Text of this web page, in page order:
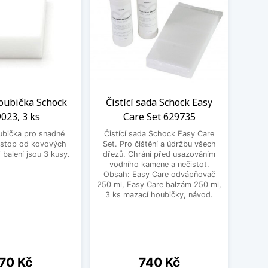
Schock
3 ks
pro snadné
od kovových
jsou 3 kusy.
Kč
Čistící sada Schock Easy
Care Set 629735
Čistící sada Schock Easy Care
Set. Pro čištění a údržbu všech
dřezů. Chrání před usazováním
vodního kamene a nečistot.
Obsah: Easy Care odvápňovač
250 ml, Easy Care balzám 250 ml,
3 ks mazací houbičky, návod.
Cena
740 Kč